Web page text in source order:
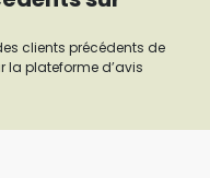
clients précédents de
la plateforme d’avis